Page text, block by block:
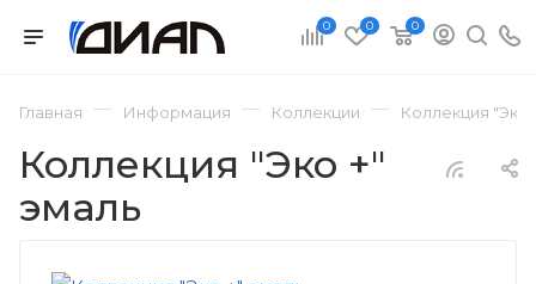
0 0 0
Главная — Информация — Коллекции — Коллекция "Эко
Коллекция "Эко +"
эмаль